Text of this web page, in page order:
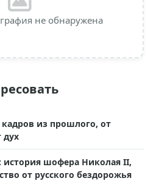
не обнаружена
из прошлого, от
дух
история шофера Николая II,
от русского бездорожья